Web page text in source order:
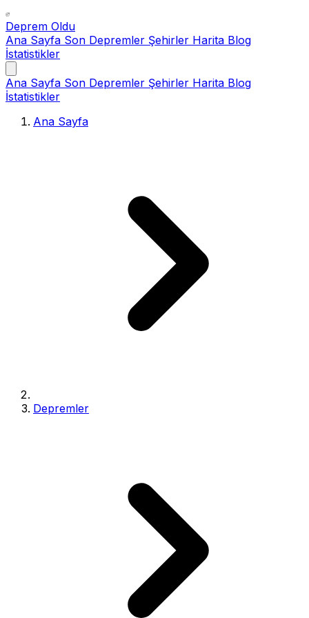
Deprem Oldu
Ana Sayfa Son Depremler Şehirler Harita Blog
İstatistikler
Ana Sayfa Son Depremler Şehirler Harita Blog
İstatistikler
Ana Sayfa
Depremler